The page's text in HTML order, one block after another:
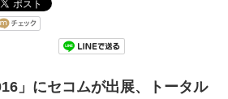
」にセコムが出展、トータル